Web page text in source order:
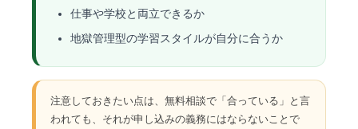
仕事や学校と両立できるか
地獄管理型の学習スタイルが自分に合うか
注意しておきたい点は、無料相談で「合っている」と言
われても、それが申し込みの義務にはならないことで